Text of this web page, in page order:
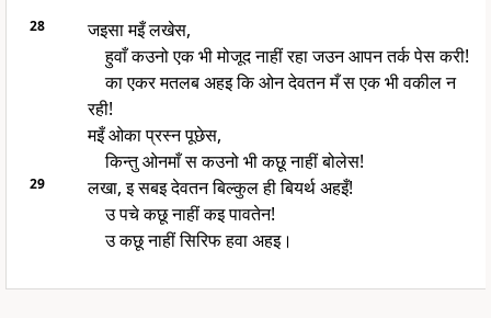
28
जइसा मइँ लखेस,
हुवाँ कउनो एक भी मोजूद नाहीं रहा जउन आपन तर्क पेस करी!
का एकर मतलब अहइ कि ओन देवतन मँ स एक भी वकील न
रही!
मइँ ओका प्रस्न पूछेस,
किन्तु ओनमाँ स कउनो भी कछू नाहीं बोलेस!
29
लखा, इ सबइ देवतन बिल्कुल ही बियर्थ अहइँ!
उ पचे कछू नाहीं कइ पावतेन!
उ कछू नाहीं सिरिफ हवा अहइ।